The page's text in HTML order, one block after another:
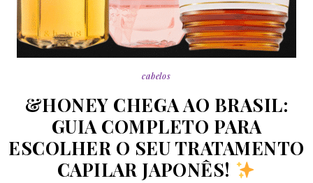
cabelos
&HONEY CHEGA AO BRASIL:
GUIA COMPLETO PARA
ESCOLHER O SEU TRATAMENTO
CAPILAR JAPONÊS!